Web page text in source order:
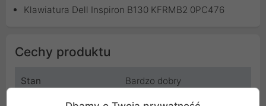
Klawiatura Dell Inspiron B130 KFRMB2 0PC476
Cechy produktu
Stan Bardzo dobry